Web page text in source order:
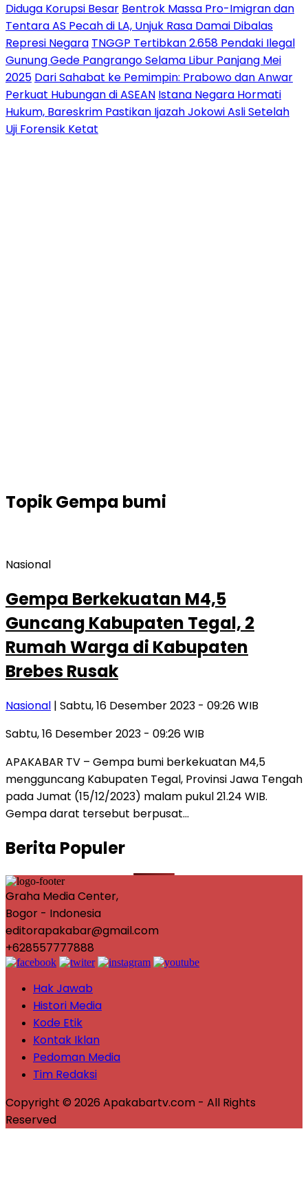
Diduga Korupsi Besar Bentrok Massa Pro-Imigran dan
Tentara AS Pecah di LA, Unjuk Rasa Damai Dibalas
Represi Negara TNGGP Tertibkan 2.658 Pendaki Ilegal
Gunung Gede Pangrango Selama Libur Panjang Mei
2025 Dari Sahabat ke Pemimpin: Prabowo dan Anwar
Perkuat Hubungan di ASEAN Istana Negara Hormati
Hukum, Bareskrim Pastikan Ijazah Jokowi Asli Setelah
Uji Forensik Ketat
TopikGempa bumi
Nasional
Gempa Berkekuatan M4,5
Guncang Kabupaten Tegal, 2
Rumah Warga di Kabupaten
Brebes Rusak
Nasional | Sabtu, 16 Desember 2023 - 09:26 WIB
Sabtu, 16 Desember 2023 - 09:26 WIB
APAKABAR TV – Gempa bumi berkekuatan M4,5
mengguncang Kabupaten Tegal, Provinsi Jawa Tengah
pada Jumat (15/12/2023) malam pukul 21.24 WIB.
Gempa darat tersebut berpusat…
Berita Populer
Graha Media Center,
Bogor - Indonesia
editorapakabar@gmail.com
+628557777888
Hak Jawab
Histori Media
Kode Etik
Kontak Iklan
Pedoman Media
Tim Redaksi
Copyright © 2026 Apakabartv.com - All Rights
Reserved